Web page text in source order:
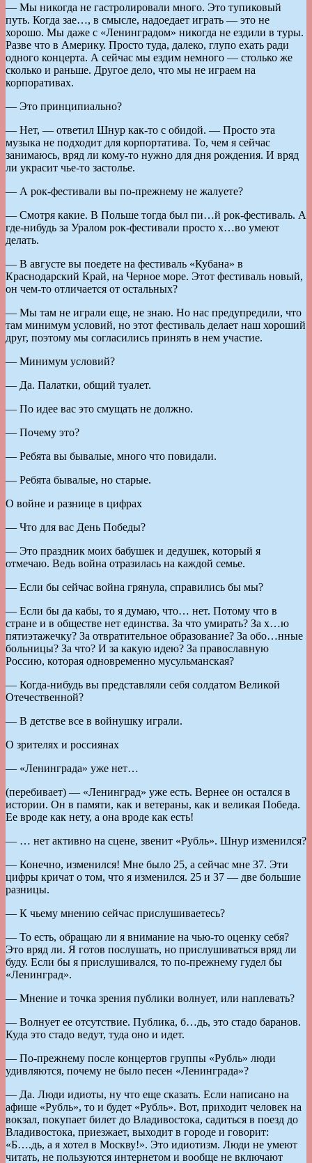
— Мы никогда не гастролировали много. Это тупиковый
путь. Когда зае…, в смысле, надоедает играть — это не
хорошо. Мы даже с «Ленинградом» никогда не ездили в туры.
Разве что в Америку. Просто туда, далеко, глупо ехать ради
одного концерта. А сейчас мы ездим немного — столько же
сколько и раньше. Другое дело, что мы не играем на
корпоративах.
— Это принципиально?
— Нет, — ответил Шнур как-то с обидой. — Просто эта
музыка не подходит для корпортатива. То, чем я сейчас
занимаюсь, вряд ли кому-то нужно для дня рождения. И вряд
ли украсит чье-то застолье.
— А рок-фестивали вы по-прежнему не жалуете?
— Смотря какие. В Польше тогда был пи…й рок-фестиваль. А
где-нибудь за Уралом рок-фестивали просто х…во умеют
делать.
— В августе вы поедете на фестиваль «Кубана» в
Краснодарский Край, на Черное море. Этот фестиваль новый,
он чем-то отличается от остальных?
— Мы там не играли еще, не знаю. Но нас предупредили, что
там минимум условий, но этот фестиваль делает наш хороший
друг, поэтому мы согласились принять в нем участие.
— Минимум условий?
— Да. Палатки, общий туалет.
— По идее вас это смущать не должно.
— Почему это?
— Ребята вы бывалые, много что повидали.
— Ребята бывалые, но старые.
О войне и разнице в цифрах
— Что для вас День Победы?
— Это праздник моих бабушек и дедушек, который я
отмечаю. Ведь война отразилась на каждой семье.
— Если бы сейчас война грянула, справились бы мы?
— Если бы да кабы, то я думаю, что… нет. Потому что в
стране и в обществе нет единства. За что умирать? За х…ю
пятиэтажечку? За отвратительное образование? За обо…нные
больницы? За что? И за какую идею? За православную
Россию, которая одновременно мусульманская?
— Когда-нибудь вы представляли себя солдатом Великой
Отечественной?
— В детстве все в войнушку играли.
О зрителях и россиянах
— «Ленинграда» уже нет…
(перебивает) — «Ленинград» уже есть. Вернее он остался в
истории. Он в памяти, как и ветераны, как и великая Победа.
Ее вроде как нету, а она вроде как есть!
— … нет активно на сцене, звенит «Рубль». Шнур изменился?
— Конечно, изменился! Мне было 25, а сейчас мне 37. Эти
цифры кричат о том, что я изменился. 25 и 37 — две большие
разницы.
— К чьему мнению сейчас прислушиваетесь?
— То есть, обращаю ли я внимание на чью-то оценку себя?
Это вряд ли. Я готов послушать, но прислушиваться вряд ли
буду. Если бы я прислушивался, то по-прежнему гудел бы
«Ленинград».
— Мнение и точка зрения публики волнует, или наплевать?
— Волнует ее отсутствие. Публика, б…дь, это стадо баранов.
Куда это стадо ведут, туда оно и идет.
— По-прежнему после концертов группы «Рубль» люди
удивляются, почему не было песен «Ленинграда»?
— Да. Люди идиоты, ну что еще сказать. Если написано на
афише «Рубль», то и будет «Рубль». Вот, приходит человек на
вокзал, покупает билет до Владивостока, садиться в поезд до
Владивостока, приезжает, выходит в городе и говорит:
«Б….дь, а я хотел в Москву!». Это идиотизм. Люди не умеют
читать, не пользуются интернетом и вообще не включают